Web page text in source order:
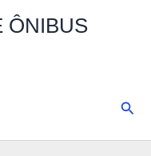
ÔNIBUS